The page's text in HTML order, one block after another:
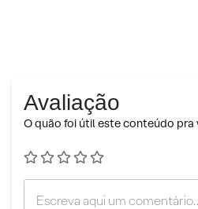
Avaliação
O quão foi útil este conteúdo pra